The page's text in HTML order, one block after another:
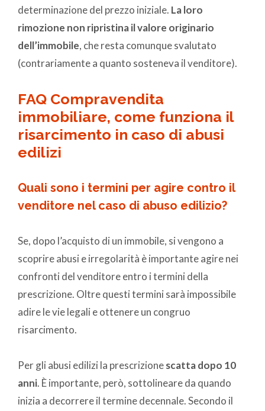
determinazione del prezzo iniziale. La loro
rimozione non ripristina il valore originario
dell’immobile, che resta comunque svalutato
(contrariamente a quanto sosteneva il venditore).
FAQ Compravendita
immobiliare, come funziona il
risarcimento in caso di abusi
edilizi
Quali sono i termini per agire contro il
venditore nel caso di abuso edilizio?
Se, dopo l’acquisto di un immobile, si vengono a
scoprire abusi e irregolarità è importante agire nei
confronti del venditore entro i termini della
prescrizione. Oltre questi termini sarà impossibile
adire le vie legali e ottenere un congruo
risarcimento.
Per gli abusi edilizi la prescrizionescatta dopo 10
anni. È importante, però, sottolineare da quando
inizia a decorrere il termine decennale. Secondo il